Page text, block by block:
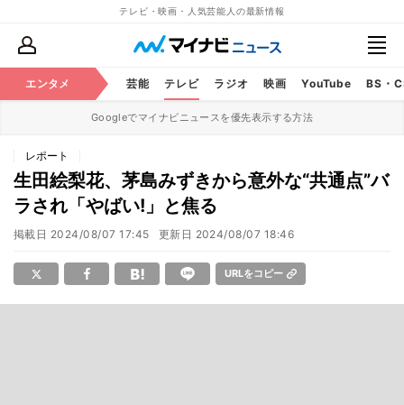
テレビ・映画・人気芸能人の最新情報
エンタメ 芸能 テレビ ラジオ 映画 YouTube BS・
Googleでマイナビニュースを優先表示する方法
レポート
生田絵梨花、茅島みずきから意外な“共通点”バ
ラされ「やばい!」と焦る
掲載日 2024/08/07 17:45 更新日 2024/08/07 18:46
URLをコピー